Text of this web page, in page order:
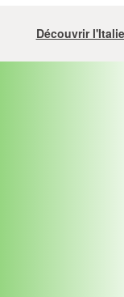
Découvrir